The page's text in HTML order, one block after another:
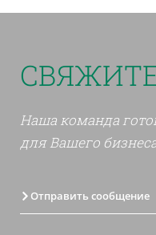
Наша команда
для Вашего
Отправить сообщение